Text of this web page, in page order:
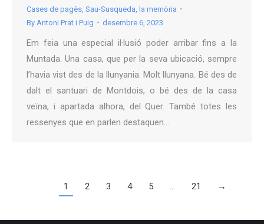
Cases de pagès Sau-Susqueda, la memòria
By Antoni Prat i Puig desembre 6, 2023
Em feia una especial il·lusió poder arribar fins a la
Muntada. Una casa, que per la seva ubicació, sempre
l’havia vist des de la llunyania. Molt llunyana. Bé des de
dalt el santuari de Montdois, o bé des de la casa
veïna, i apartada alhora, del Quer. També totes les
ressenyes que en parlen destaquen…
1 2 3 4 5 … 21 →